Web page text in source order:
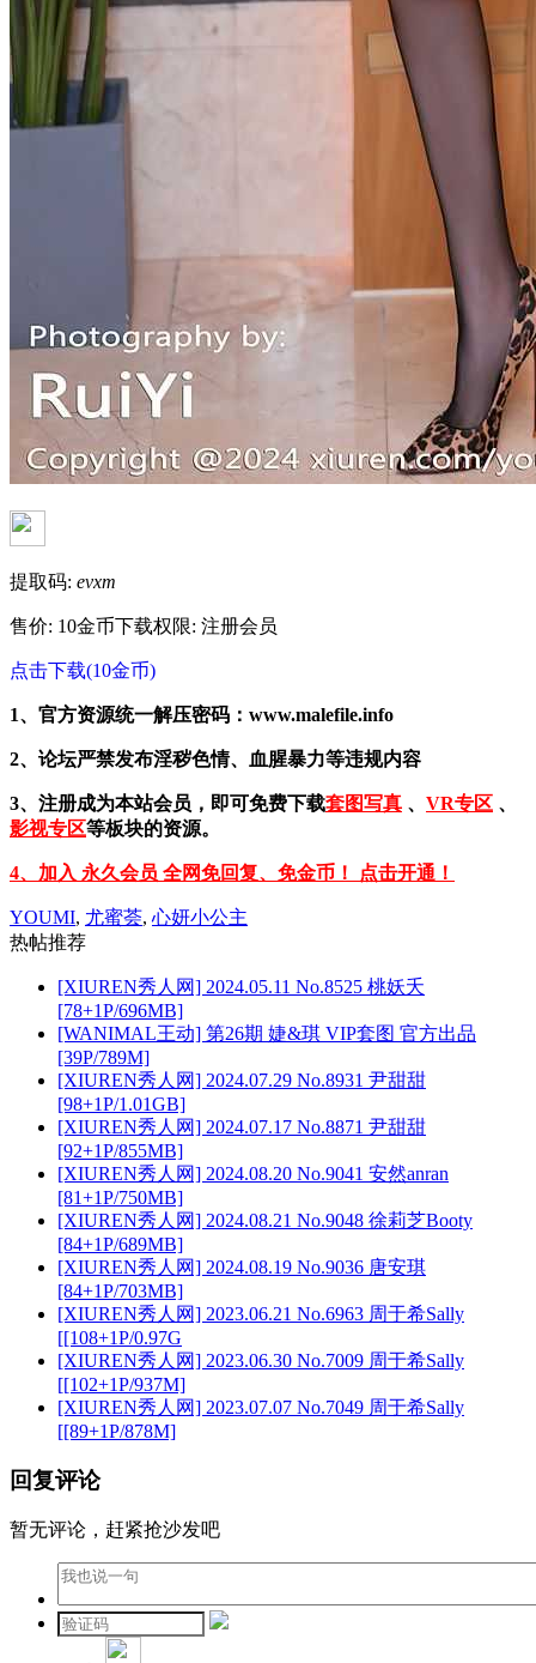
提取码: evxm
售价: 10金币下载权限: 注册会员
点击下载(10金币)
1、官方资源统一解压密码：www.malefile.info
2、论坛严禁发布淫秽色情、血腥暴力等违规内容
3、注册成为本站会员，即可免费下载套图写真 、 VR专区 、
影视专区等板块的资源。
4、加入 永久会员 全网免回复、免金币！ 点击开通！
YOUMI, 尤蜜荟, 心妍小公主
热帖推荐
[XIUREN秀人网] 2024.05.11 No.8525 桃妖夭
[78+1P/696MB]
[WANIMAL王动] 第26期 婕&琪 VIP套图 官方出品
[39P/789M]
[XIUREN秀人网] 2024.07.29 No.8931 尹甜甜
[98+1P/1.01GB]
[XIUREN秀人网] 2024.07.17 No.8871 尹甜甜
[92+1P/855MB]
[XIUREN秀人网] 2024.08.20 No.9041 安然anran
[81+1P/750MB]
[XIUREN秀人网] 2024.08.21 No.9048 徐莉芝Booty
[84+1P/689MB]
[XIUREN秀人网] 2024.08.19 No.9036 唐安琪
[84+1P/703MB]
[XIUREN秀人网] 2023.06.21 No.6963 周于希Sally
[[108+1P/0.97G
[XIUREN秀人网] 2023.06.30 No.7009 周于希Sally
[[102+1P/937M]
[XIUREN秀人网] 2023.07.07 No.7049 周于希Sally
[[89+1P/878M]
回复评论
暂无评论，赶紧抢沙发吧